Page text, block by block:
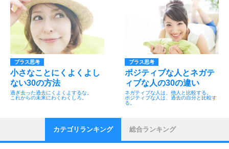
プラス思考
小さなことにくよくよし
ない30の方法
過ぎ去った過去にくよくよするな。
これからの未来にわくわくしろ。
プラス思考
ポジティブな人とネガテ
ィブな人の30の違い
ネガティブな人は、他人と比較する。
ポジティブな人は、過去の自分と比較す
る。
カテゴリランキング 総合ランキング